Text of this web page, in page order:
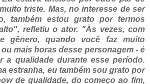
triste. Mas, no interesse de ser
também estou grato por termos
refletiu o ator. "Às vezes, com
gênero, quando você faz muito
mais horas desse personagem - é
a qualidade durante esse período.
estranha, eu também sou grato por
de qualidade, do começo ao fim,